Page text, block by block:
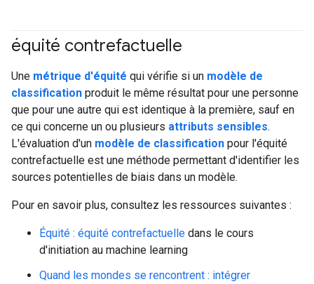
équité contrefactuelle
Une métrique d'équité qui vérifie si un modèle de
classification produit le même résultat pour une personne
que pour une autre qui est identique à la première, sauf en
ce qui concerne un ou plusieurs attributs sensibles.
L'évaluation d'un modèle de classification pour l'équité
contrefactuelle est une méthode permettant d'identifier les
sources potentielles de biais dans un modèle.
Pour en savoir plus, consultez les ressources suivantes :
Équité : équité contrefactuelle dans le cours
d'initiation au machine learning
Quand les mondes se rencontrent : intégrer